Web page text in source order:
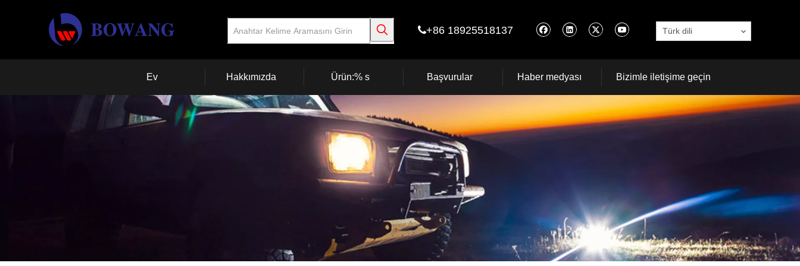
+86 18925518137 Türk dili
Ev Hakkımızda Ürün:% s Başvurular Haber medyası Bizimle iletişime geçin